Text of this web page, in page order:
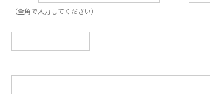
（全角で入力してください）